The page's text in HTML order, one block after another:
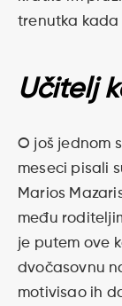
trenutka kada
Učitelj
O još jednom
meseci pisali
Marios
među
je putem ove
dvočasovnu
motivisao ih